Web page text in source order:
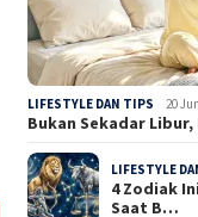
LIFESTYLE DAN TIPS 20
Bukan Sekadar
LIFESTYLE
4 Zodiak
Saat B…